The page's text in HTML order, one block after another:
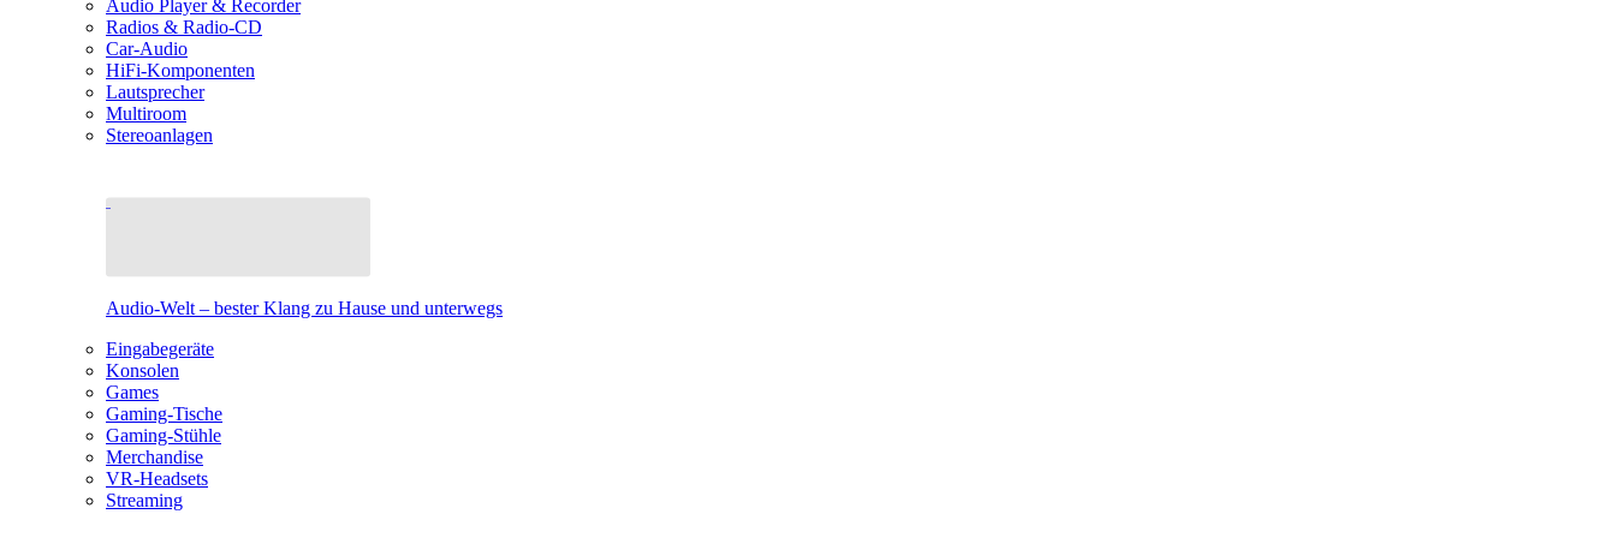
Audio Player & Recorder
Radios & Radio-CD
Car-Audio
HiFi-Komponenten
Lautsprecher
Multiroom
Stereoanlagen
Audio-Welt – bester Klang zu Hause und unterwegs
Eingabegeräte
Konsolen
Games
Gaming-Tische
Gaming-Stühle
Merchandise
VR-Headsets
Streaming